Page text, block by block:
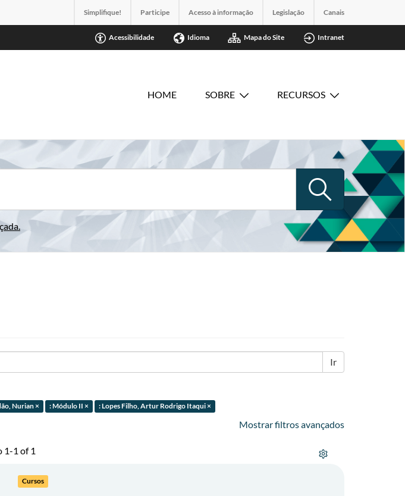
Simplifique! Participe Acesso à informação Legislação Canais
Acessibilidade Idioma Mapa do Site Intranet
HOME SOBRE RECURSOS
.
Ir
Nurian × : Módulo II × : Lopes Filho, Artur Rodrigo Itaqui ×
Mostrar filtros avançados
1-1 of 1
Cursos